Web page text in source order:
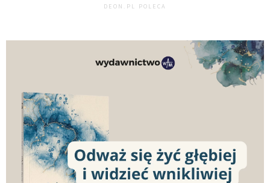
DEON.PL POLECA